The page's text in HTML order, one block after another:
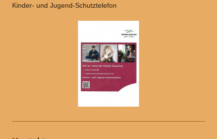
Kinder- und Jugend-Schutztelefon